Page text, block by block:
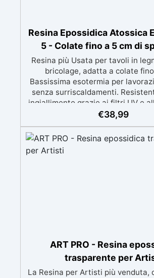
Resina Epossidica Atossica
5 - Colate fino a 5 cm di
Resina più Usata per tavoli in
bricolage, adatta a colate
Bassissima esotermia per
senza surriscaldamenti.
ingiallimento grazie ai filtri UV e
meccanica. Bassa viscosità per
BPA/VOC free e certificata per
prolungato con la
€38,99
ART PRO - Resina
trasparente per
La Resina per Artisti più venduta,